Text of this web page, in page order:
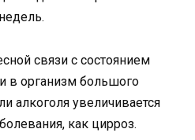
связи с состоянием
в организм большого
алкоголя увеличивается
как цирроз.